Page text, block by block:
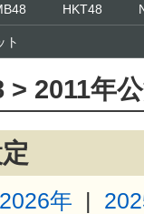
HKT48
ト
> 2011年
2026年 |